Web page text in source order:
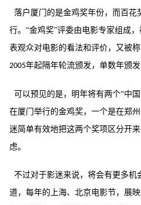
落户厦门的是金鸡奖年份，而百花
行。 “金鸡奖”评委由电影专家组成
表观众对电影的看法和评价，又被
2005年起隔年轮流颁发，单数年颁
可以预见的是，明年将有两个“中
在厦门举行的金鸡奖，一个是在郑
迷简单有效地把这两个奖项区分开
虑。
不过对于影迷来说，将会有更多机
道，每年的上海、北京电影节，展